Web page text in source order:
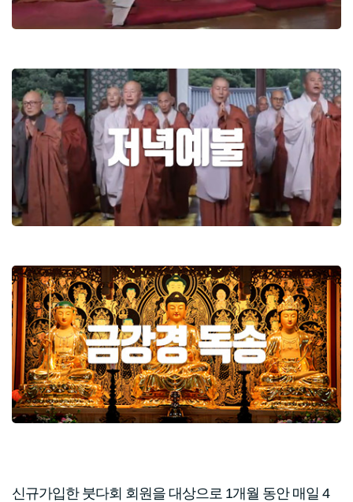
신규가입한 붓다회 회원을 대상으로 1개월 동안 매일 4